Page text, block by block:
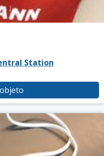
Station